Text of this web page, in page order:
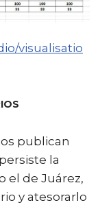
visualisatio
publican
la
el de Juárez,
y atesorarlo